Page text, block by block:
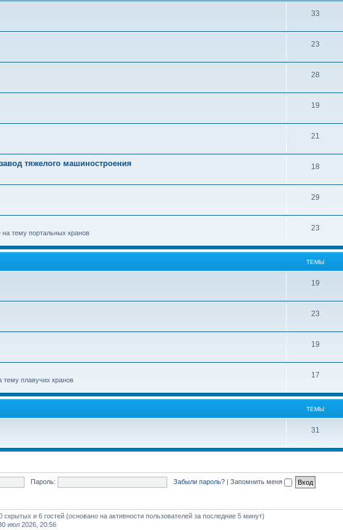
33
23
28
19
21
тяжелого машиностроения 18
29
тему портальных кранов
23
ТЕМЫ
19
23
19
тему плавучих кранов
17
ТЕМЫ
31
Пароль: Забыли пароль? | Запомнить меня
скрытых и 6 гостей (основано на активности пользователей за последние 5 минут)
июл 2026, 20:56